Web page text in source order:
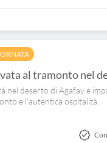
al tramonto nel
nel deserto di Agafay e
e l'autentica ospitalità.